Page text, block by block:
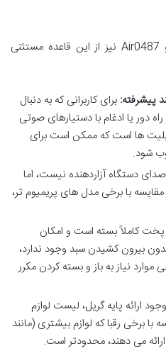
هیچ محصولی بی عیب نیست و Air0487 نیز از این قاعده مستثنی
پیشرفته: برای کاربرانی که به دنبال
دور یا ادغام با دستیارهای صوتی
ها است که ممکن است برای
شود.
دستگاه آزاردهنده نیست، اما
با برخی مدل های پریمیوم تر،
کاملاً بسته است و امکان
بیرون کشیدن سبد وجود ندارد،
نیاز به باز و بسته کردن مکرر
ارائه پایه گریل، لیست لوازم
با برخی رقبا که لوازم بیشتری (مانند
می دهند، محدودتر است.